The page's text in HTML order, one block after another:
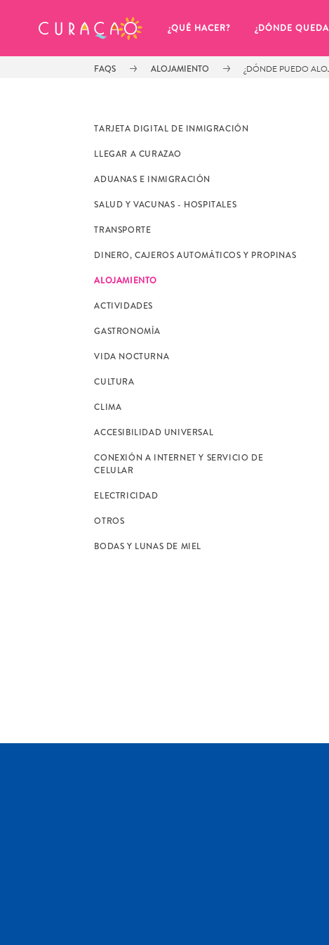
¿QUÉ HACER? ¿DÓNDE
FAQS ALOJAMIENTO ¿DÓNDE PUEDO
TARJETA DIGITAL DE INMIGRACIÓN
LLEGAR A CURAZAO
ADUANAS E INMIGRACIÓN
SALUD Y VACUNAS - HOSPITALES
TRANSPORTE
DINERO, CAJEROS AUTOMÁTICOS Y PROPINAS
ALOJAMIENTO
ACTIVIDADES
GASTRONOMÍA
VIDA NOCTURNA
CULTURA
CLIMA
ACCESIBILIDAD UNIVERSAL
CONEXIÓN A INTERNET Y SERVICIO DE
CELULAR
ELECTRICIDAD
OTROS
BODAS Y LUNAS DE MIEL
MIS FAVORITOS
Parece que no has guardado
Cuando quiera guardar algo para más tarde, asegúrese